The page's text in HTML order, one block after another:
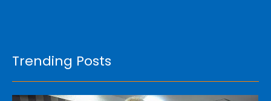
Trending Posts